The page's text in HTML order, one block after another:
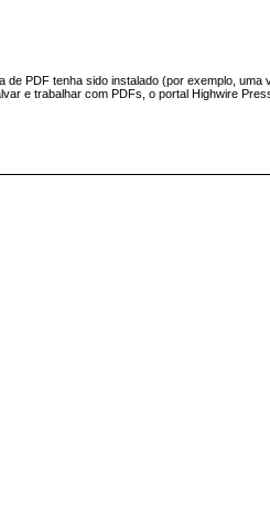
PDF tenha sido instalado (por exemplo, uma
e trabalhar com PDFs, o portal Highwire